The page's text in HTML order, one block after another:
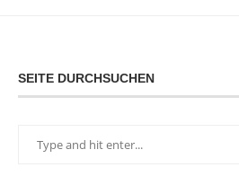
SEITE DURCHSUCHEN